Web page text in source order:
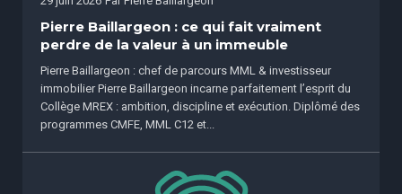
Pierre Baillargeon : ce qui fait vraiment
perdre de la valeur à un immeuble
Pierre Baillargeon : chef de parcours MML & investisseur
immobilier Pierre Baillargeon incarne parfaitement l’esprit du
Collège MREX : ambition, discipline et exécution. Diplômé des
programmes CMFE, MML C12 et...